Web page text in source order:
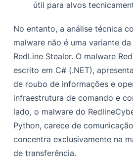
útil para alvos
No entanto, a análise técnica
malware não é uma variante
RedLine Stealer. O malware
escrito em C# (.NET),
de roubo de informações e
infraestrutura de comando e
lado, o malware do
Python, carece de
concentra exclusivamente na
de transferência.